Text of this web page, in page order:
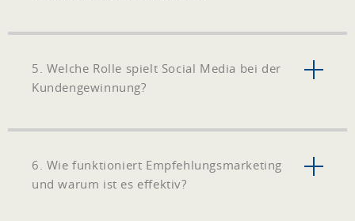
5. Welche Rolle spielt Social Media bei der
Kundengewinnung?
6. Wie funktioniert Empfehlungsmarketing
und warum ist es effektiv?